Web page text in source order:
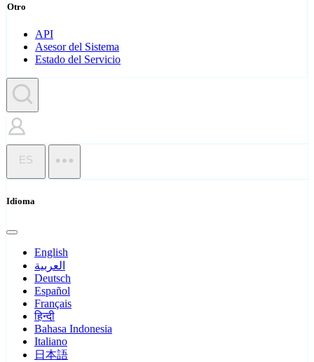
Otro
API
Asesor del Sistema
Estado del Servicio
ES
Idioma
English
العربية
Deutsch
Español
Français
हिन्दी
Bahasa Indonesia
Italiano
日本語